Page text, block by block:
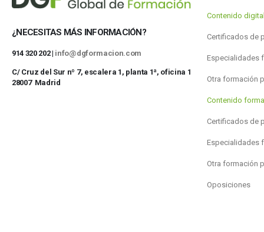
¿NECESITAS MÁS INFORMACIÓN?
914 320 202 | info@dgformacion.com
C/ Cruz del Sur nº 7, escalera 1, planta 1ª, oficina 1
28007 Madrid
Contenido
Certificados de
Especialidades
Otra formación
Contenido
Certificados de
Especialidades
Otra formación
Oposiciones